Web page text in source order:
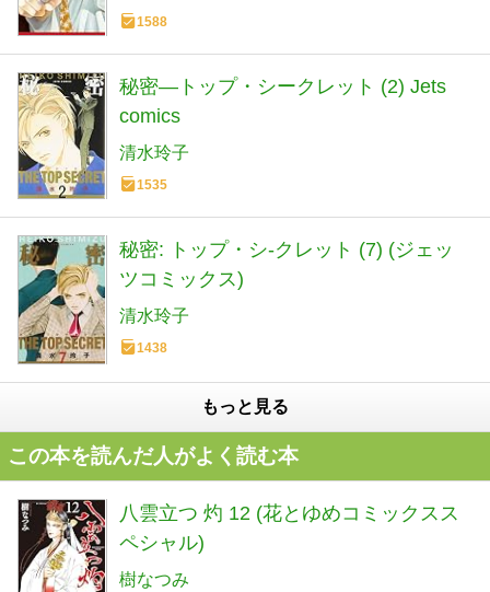
1588
秘密―トップ・シークレット (2) Jets
comics
清水玲子
1535
秘密: トップ・シ-クレット (7) (ジェッ
ツコミックス)
清水玲子
1438
もっと見る
この本を読んだ人がよく読む本
八雲立つ 灼 12 (花とゆめコミックスス
ペシャル)
樹なつみ